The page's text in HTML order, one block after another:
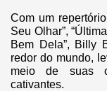
Com um
Seu Olhar”,
Bem Dela”, Billy
redor do mundo,
meio de suas
cativantes.